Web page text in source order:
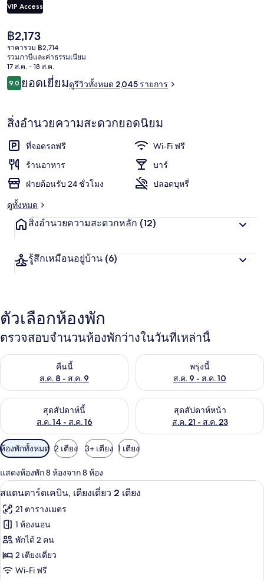
เตียงนอนที่สบายและพนักงาน
VIP Access
ราคา
ปัจจุบัน
฿2,173
฿2,173
ราคารวม ฿2,714
รวมภาษีและค่าธรรมเนียม
17 ส.ค. - 18 ส.ค.
รีวิว
9.09.0 จาก 10
ยอดเยี่ยมดูรีวิวทั้งหมด 2,045 รายการ
สิ่งอำนวยความสะดวกยอดนิยม
ที่จอดรถฟรี
Wi-Fi ฟรี
ร้านอาหาร
บาร์
ฝ่ายต้อนรับ 24 ชั่วโมง
ปลอดบุหรี่
ดูทั้งหมด
สิ่งอำนวยความสะดวกหลัก (12)
รู้สึกเหมือนอยู่บ้าน (6)
ตัวเลือกห้องพัก
ตรวจสอบจำนวนห้องพักว่างในวันที่เหล่านี้
คืนนี้
ส.ค. 8 - ส.ค. 9
ตรวจสอบจำนวนห้องพักว่างในคืนนี้ ส.ค. 8 - ส.ค. 9พรุ่งนี้
ส.ค. 9 - ส.ค. 10
ตรวจสอบจำนวนห้องพักว่างใน
สุดสัปดาห์นี้
ส.ค. 14 - ส.ค. 16
ตรวจสอบจำนวนห้องพักว่างในสุดสัปดาห์นี้ ส.ค. 14 - ส.ค. 16
สุดสัปดาห์หน้า
ส.ค. 21 - ส.ค. 23
ตรวจสอบจำนวนห้องพักว่างใน
ตัว
กรอง
ที่
มี
ให้
สำหรับ
ห้อง
พัก
ห้องพักทั้งหมด 2 เตียง 3+ เตียง 1 เตียง
แสดงห้องพัก 8 ห้องจาก 8 ห้อง
เปิด
ภาพถ่าย
ทั้งหมด
ของ
สแตนดาร์ด
เคบิน,
สแตนดาร์ดเคบิน, เตียงเดี่ยว 2 เตียง
9
สแตนดาร์ดเคบิน, เตียงเดี่ยว 2 เตียง
21 ตารางเมตร
1 ห้องนอน
พักได้ 2 คน
2 เตียงเดี่ยว
Wi-Fi ฟรี